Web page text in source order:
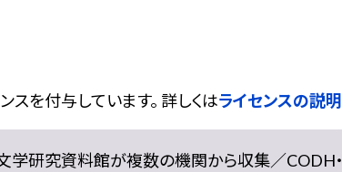
を付与しています。 詳しくはライセンスの説明
文学研究資料館が複数の機関から収集／